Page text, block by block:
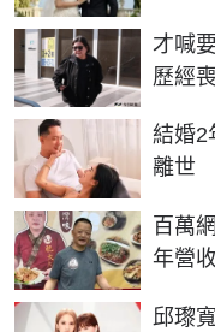
才喊
歷經
結婚2
離世
百萬
年營
邱瓈